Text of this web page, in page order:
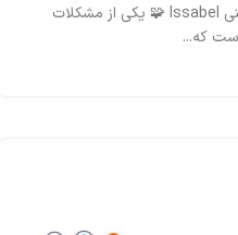
📞 بهبود Call Waiting در سیستم تلفنی Issabel 🧩 یکی از مشکلات